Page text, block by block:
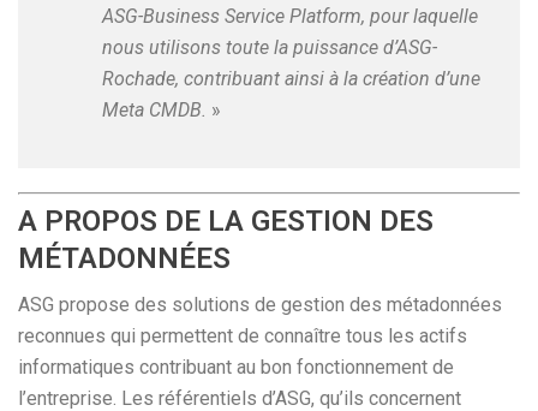
ASG-Business Service Platform, pour laquelle
nous utilisons toute la puissance d’ASG-
Rochade, contribuant ainsi à la création d’une
Meta CMDB. »
A PROPOS DE LA GESTION DES
MÉTADONNÉES
ASG propose des solutions de gestion des métadonnées
reconnues qui permettent de connaître tous les actifs
informatiques contribuant au bon fonctionnement de
l’entreprise. Les référentiels d’ASG, qu’ils concernent